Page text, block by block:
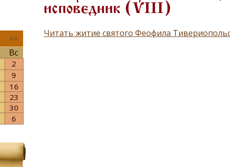
>>
Вс
2
9
16
23
30
6
исповедник (VIII)
Читать житие святого Феофила